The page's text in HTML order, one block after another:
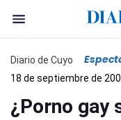
Diario de Cuyo
18 de septiembre de
¿Porno gay